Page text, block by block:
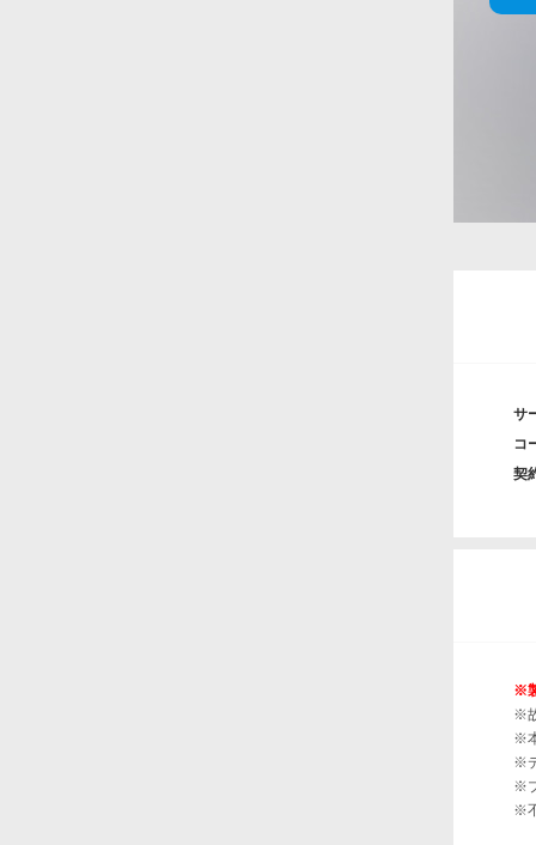
サ
コ
契
※
※
※
※
※
※